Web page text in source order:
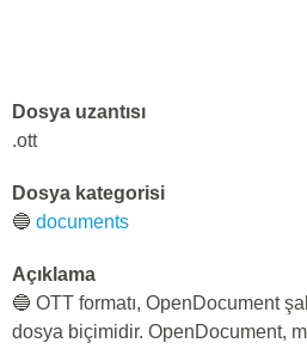
Dosya uzantısı
.ott
Dosya kategorisi
🔵 documents
Açıklama
🔵 OTT formatı, OpenDocument
dosya biçimidir. OpenDocument,